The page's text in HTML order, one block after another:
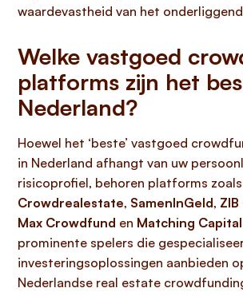
waardevastheid van het
Welke vastgoed
platforms zijn het
Nederland?
Hoewel het ‘beste’ vastgoed
in Nederland afhangt van uw
risicoprofiel, behoren platforms zoals
Crowdrealestate, SamenInGeld,
Max Crowdfund en Matching Capital
prominente spelers die
investeringsoplossingen aanbieden
Nederlandse real estate